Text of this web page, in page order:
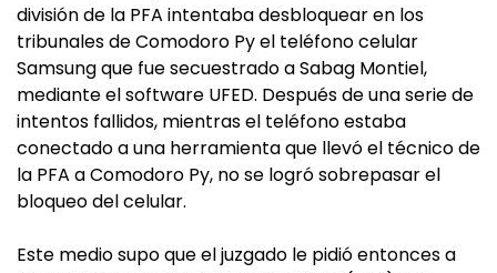
división de la PFA intentaba desbloquear en los
tribunales de Comodoro Py el teléfono celular
Samsung que fue secuestrado a Sabag Montiel,
mediante el software UFED. Después de una serie de
intentos fallidos, mientras el teléfono estaba
conectado a una herramienta que llevó el técnico de
la PFA a Comodoro Py, no se logró sobrepasar el
bloqueo del celular.
Este medio supo que el juzgado le pidió entonces a